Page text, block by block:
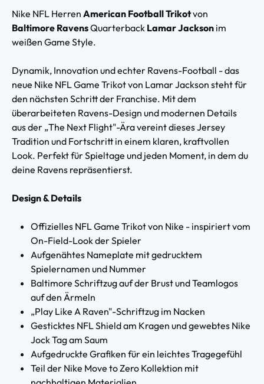
Nike NFL Herren American Football Trikotvon
Baltimore RavensQuarterback Lamar Jackson im
weißen Game Style.
Dynamik, Innovation und echter Ravens-Football - das
neue Nike NFL Game Trikot von Lamar Jackson steht für
den nächsten Schritt der Franchise. Mit dem
überarbeiteten Ravens-Design und modernen Details
aus der „The Next Flight"-Ära vereint dieses Jersey
Tradition und Fortschritt in einem klaren, kraftvollen
Look. Perfekt für Spieltage und jeden Moment, in dem du
deine Ravens repräsentierst.
Design & Details
Offizielles NFL Game Trikot von Nike - inspiriert vom
On-Field-Look der Spieler
Aufgenähtes Nameplate mit gedrucktem
Spielernamen und Nummer
Baltimore Schriftzug auf der Brust und Teamlogos
auf den Ärmeln
„Play Like A Raven"-Schriftzug im Nacken
Gesticktes NFL Shield am Kragen und gewebtes Nike
Jock Tag am Saum
Aufgedruckte Grafiken für ein leichtes Tragegefühl
Teil der Nike Move to Zero Kollektion mit